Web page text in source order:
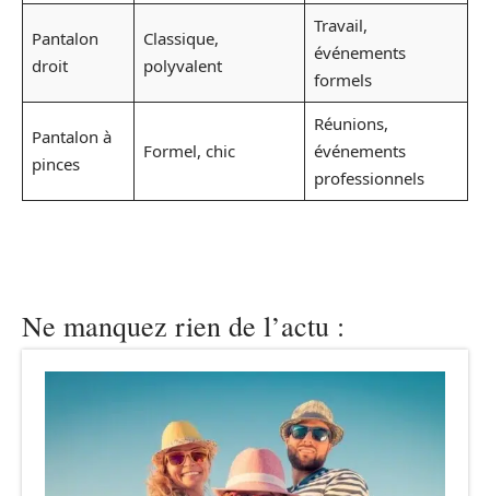
Pantalon
droit
Classique,
polyvalent
Travail,
événements
formels
Pantalon à
pinces
Formel, chic
Réunions,
événements
professionnels
Ne manquez rien de l’actu :